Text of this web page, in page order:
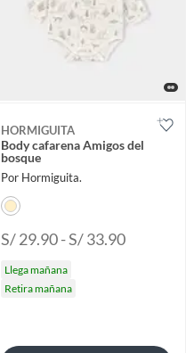
HORMIGUITA
Body cafarena Amigos del
bosque
Por Hormiguita.
S/ 29.90 - S/ 33.90
Llega mañana
Retira mañana